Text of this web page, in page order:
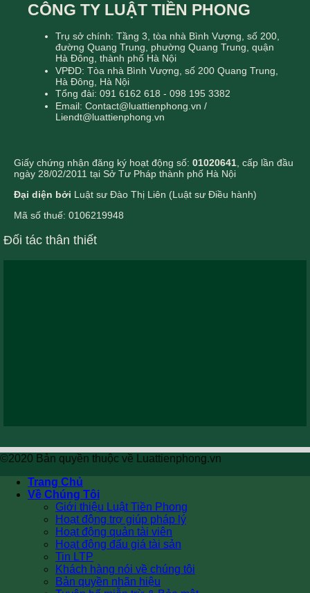
CÔNG TY LUẬT TIỀN PHONG
Trụ sở chính: Tầng 3, tòa nhà Bình Vượng, số 200,
đường Quang Trung, phường Quang Trung, quận
Hà Đông, thành phố Hà Nội
VPĐD: Tòa nhà Bình Vượng, số 200 Quang Trung,
Hà Đông, Hà Nội
Tổng đài: 091 6162 618 - 098 195 3382
Email: Contact@luattienphong.vn /
Liendt@luattienphong.vn
Giấy chứng nhận đăng ký hoạt động số: 01020641 , cấp lần đầu
ngày 28/02/2011 tại Sở Tư Pháp thành phố Hà Nội
Đại diện bởi Luật sư Đào Thị Liên (Luật sư Điều hành)
Mã số thuế: 0106219948
Đối tác thân thiết
©2020 Bản quyền thuộc về Luattienphong.vn
Trang Chủ
Về Chúng Tôi
Giới thiệu Luật Tiền Phong
Hoạt động trợ giúp pháp lý
Hoạt động quản tài viên
Hoạt động đấu giá tài sản
Tin LTP
Khách hàng nói về chúng tôi
Bản quyền nhãn hiệu